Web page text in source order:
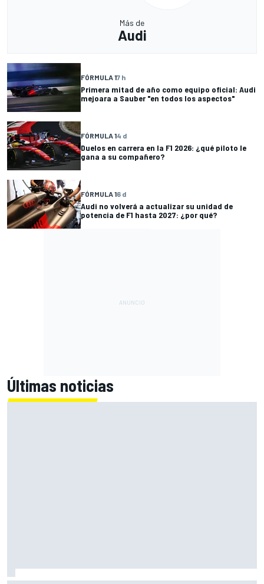
Más de
Audi
FÓRMULA 17 h
Primera mitad de año como equipo oficial: Audi
mejoara a Sauber "en todos los aspectos"
FÓRMULA 14 d
Duelos en carrera en la F1 2026: ¿qué piloto le
gana a su compañero?
FÓRMULA 16 d
Audi no volverá a actualizar su unidad de
potencia de F1 hasta 2027: ¿por qué?
Últimas noticias